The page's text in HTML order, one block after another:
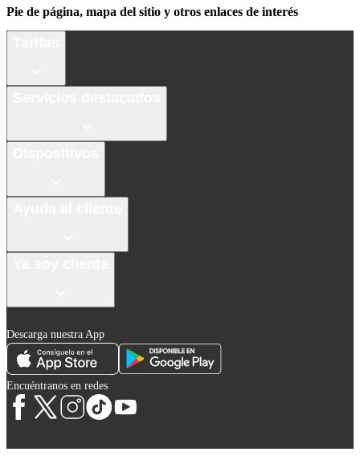
Pie de página, mapa del sitio y otros enlaces de interés
Descarga nuestra App
Encuéntranos en redes